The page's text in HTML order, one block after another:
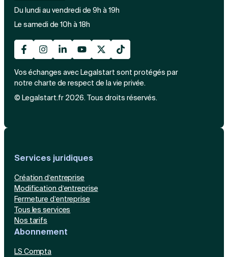
Du lundi au vendredi de 9h à 19h
Le samedi de 10h à 18h
Vos échanges avec Legalstart sont protégés par
notre charte de respect de la vie privée.
© Legalstart.fr 2026. Tous droits réservés.
Services juridiques
Création d’entreprise
Modification d’entreprise
Fermeture d’entreprise
Tous les services
Nos tarifs
Abonnement
LS Compta